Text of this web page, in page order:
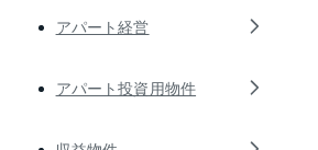
アパート経営
アパート投資用物件